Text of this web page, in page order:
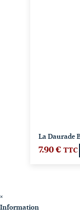
La Daurade
7.90 € TTC
×
Information